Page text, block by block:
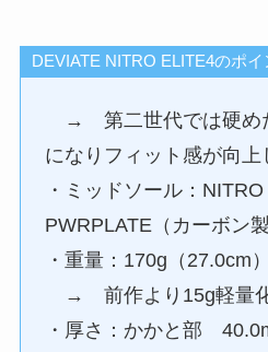
DEVIATE NITRO ELITE4のポイ
→ 第二世代では硬め
になりフィット感が向上
・ミッドソール：NITRO
PWRPLATE（カーボン製
・重量：170g（27.0cm）
→ 前作より15g軽量
・厚さ：かかと部